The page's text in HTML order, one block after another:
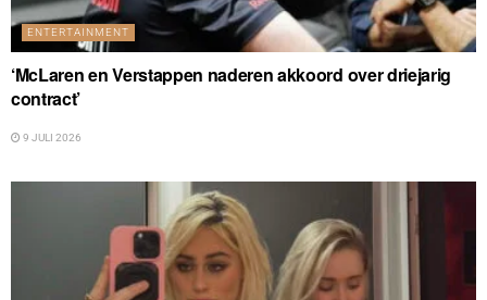
ENTERTAINMENT
‘McLaren en Verstappen naderen akkoord over driejarig
contract’
9 JULI 2026